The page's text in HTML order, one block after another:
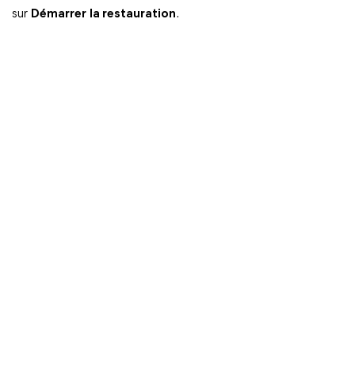
sur Démarrer la restauration.